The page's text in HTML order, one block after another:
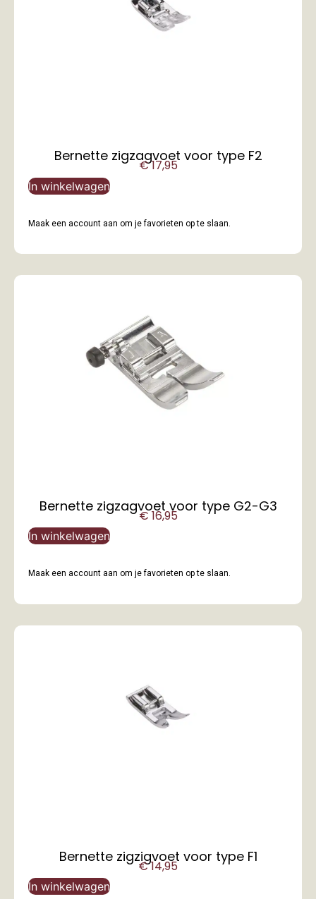
Bernette zigzagvoet voor type F2
€17,95
In winkelwagen
Maak een account aan om je favorieten op te slaan.
Bernette zigzagvoet voor type G2-G3
€16,95
In winkelwagen
Maak een account aan om je favorieten op te slaan.
Bernette zigzigvoet voor type F1
€14,95
In winkelwagen